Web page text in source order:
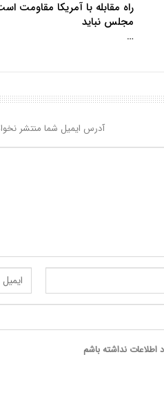
راه مقابله با آمریکا مقاومت
مجلس نباید
…
آدرس ایمیل شما منتشر
اطلاعات نداشته باشم